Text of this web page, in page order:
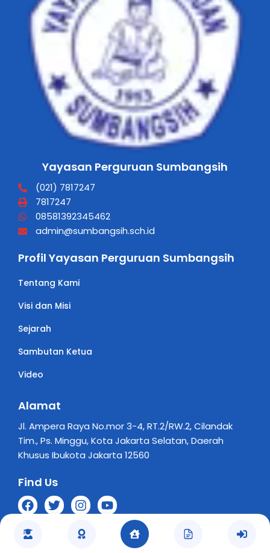
Yayasan Perguruan Sumbangsih
(021) 7817247
7817247
08581392345462
admin@sumbangsih.sch.id
Profil Yayasan Perguruan Sumbangsih
Tentang Kami
Visi dan Misi
Sejarah
Sambutan Ketua
Video
Alamat
Jl. Ampera Raya No.mor 3-4, RT.2/RW.2, Cilandak
Tim., Ps. Minggu, Kota Jakarta Selatan, Daerah
Khusus Ibukota Jakarta 12560
Find Us
Copyright © 2025 Yayasan Perguruan Sumbangsih
Privacy Policy
Peta Situs Kontak